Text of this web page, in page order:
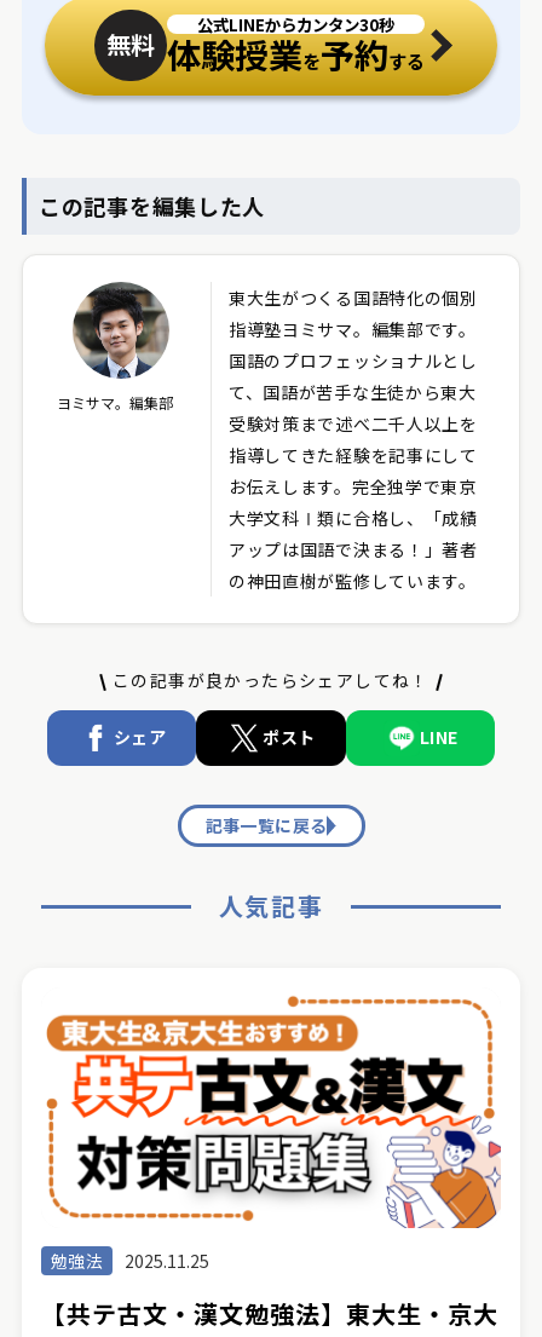
無料
公式LINEからカンタン30秒
体験授業を予約する
この記事を編集した人
ヨミサマ。編集部
東大生がつくる国語特化の個別
指導塾ヨミサマ。編集部です。
国語のプロフェッショナルとし
て、国語が苦手な生徒から東大
受験対策まで述べ二千人以上を
指導してきた経験を記事にして
お伝えします。完全独学で東京
大学文科Ⅰ類に合格し、「成績
アップは国語で決まる！」著者
の神田直樹が監修しています。
この記事が良かったらシェアしてね！
シェア ポスト LINE
記事一覧に戻る
人気記事
勉強法 2025.11.25
【共テ古文・漢文勉強法】東大生・京大